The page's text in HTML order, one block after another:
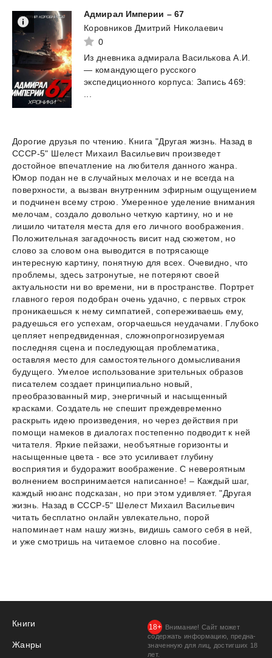
Адмирал Империи – 67
Коровников Дмитрий Николаевич
0
Из дневника адмирала Василькова А.И.
— командующего русского
экспедиционного корпуса: Запись 469:
...
Дорогие друзья по чтению. Книга "Другая жизнь. Назад в
СССР-5" Шелест Михаил Васильевич произведет
достойное впечатление на любителя данного жанра.
Юмор подан не в случайных мелочах и не всегда на
поверхности, а вызван внутренним эфирным ощущением
и подчинен всему строю. Умеренное уделение внимания
мелочам, создало довольно четкую картину, но и не
лишило читателя места для его личного воображения.
Положительная загадочность висит над сюжетом, но
слово за словом она выводится в потрясающе
интересную картину, понятную для всех. Очевидно, что
проблемы, здесь затронутые, не потеряют своей
актуальности ни во времени, ни в пространстве. Портрет
главного героя подобран очень удачно, с первых строк
проникаешься к нему симпатией, сопереживаешь ему,
радуешься его успехам, огорчаешься неудачами. Глубоко
цепляет непредвиденная, сложнопрогнозируемая
последняя сцена и последующая проблематика,
оставляя место для самостоятельного домысливания
будущего. Умелое использование зрительных образов
писателем создает принципиально новый,
преобразованный мир, энергичный и насыщенный
красками. Создатель не спешит преждевременно
раскрыть идею произведения, но через действия при
помощи намеков в диалогах постепенно подводит к ней
читателя. Яркие пейзажи, необъятные горизонты и
насыщенные цвета - все это усиливает глубину
восприятия и будоражит воображение. С невероятным
волнением воспринимается написанное! – Каждый шаг,
каждый нюанс подсказан, но при этом удивляет. "Другая
жизнь. Назад в СССР-5" Шелест Михаил Васильевич
читать бесплатно онлайн увлекательно, порой
напоминает нам нашу жизнь, видишь самого себя в ней,
и уже смотришь на читаемое словно на пособие.
Книги
Жанры
Внимание! Сайт может
содержать информацию, предна­
значенную для лиц, дости­гших 18
лет.